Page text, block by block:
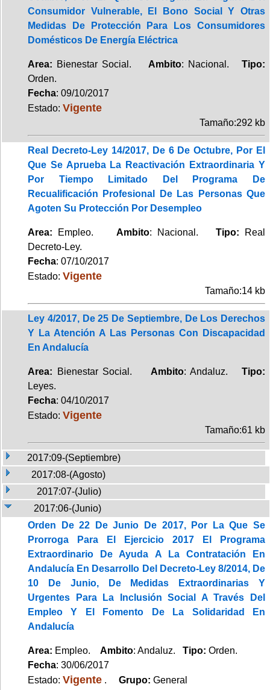
Consumidor Vulnerable, El Bono Social Y Otras
Medidas De Protección Para Los Consumidores
Domésticos De Energía Eléctrica
Area: Bienestar Social. Ambito: Nacional. Tipo:
Orden.
Fecha: 09/10/2017
Estado: Vigente
Tamaño:292 kb
Real Decreto-Ley 14/2017, De 6 De Octubre, Por El
Que Se Aprueba La Reactivación Extraordinaria Y
Por Tiempo Limitado Del Programa De
Recualificación Profesional De Las Personas Que
Agoten Su Protección Por Desempleo
Area: Empleo. Ambito: Nacional. Tipo:
Real
Decreto-Ley.
Fecha: 07/10/2017
Estado: Vigente
Tamaño:14 kb
Ley 4/2017, De 25 De Septiembre, De Los Derechos
Y La Atención A Las Personas Con Discapacidad
En Andalucía
Area: Bienestar Social. Ambito: Andaluz.Tipo:
Leyes.
Fecha: 04/10/2017
Estado: Vigente
Tamaño:61 kb
2017:09-(Septiembre)
2017:08-(Agosto)
2017:07-(Julio)
2017:06-(Junio)
Orden De 22 De Junio De 2017, Por La Que Se
Prorroga Para El Ejercicio 2017 El Programa
Extraordinario De Ayuda A La Contratación En
Andalucía En Desarrollo Del Decreto-Ley 8/2014, De
10 De Junio, De Medidas Extraordinarias Y
Urgentes Para La Inclusión Social A Través Del
Empleo Y El Fomento De La Solidaridad En
Andalucía
Area: Empleo. Ambito: Andaluz. Tipo: Orden.
Fecha: 30/06/2017
Estado: Vigente . Grupo: General